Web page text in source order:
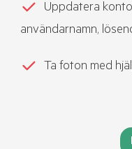
Uppdatera
användarnamn,
Ta foton med